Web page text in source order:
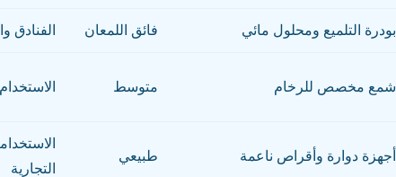
بودرة التلميع ومحلول مائي فائق اللمعان الفنادق
شمع مخصص للرخام متوسط
أجهزة دوارة وأقراص ناعمة طبيعي
التجارية